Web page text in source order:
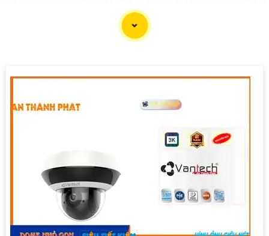
Đây là một giải pháp tốt để quan sát từ xa mà vẫn
Khi lắp đặt Camera Zoom Quang học, bạn cần lưu ý các yếu tố
định và không bị nhiễu từ ánh sáng mạnh.3:
và cài đặt hệ thống kết nối và lưu trữ hình ảnh phù hợp.🦉
Kiểm tra và hiệu chỉnh camera để đạt hình ảnh sắc nét và màu
Đảm bảo bảo vệ camera tránh khỏi va
đập và thời tiết ảnh hưởng.
Với những yếu tố trên, bạn sẽ có thể lắp đặt và sử dụng
Camera Zoom Quang học một cách hiệu quả,
chất lượng sắc nét để quan sát và giám sát một cách tốt nhất.
Nếu có thêm câu hỏi hoặc cần thêm thông tin, bạn hãy Cung
cấp cho công trình biết để Từng công trình có thể hỗ trợ bạn